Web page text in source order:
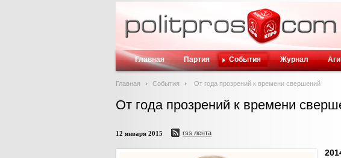
Главная Партия События Журнал
Главная События От года прозрений к времени свершений
От года прозрений к времени
12 января 2015 rss лента